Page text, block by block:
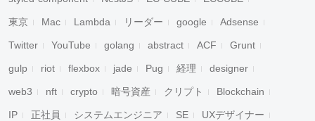
東京 Mac Lambda リーダー google Adsense
Twitter YouTube golang abstract ACF Grunt
gulp riot flexbox jade Pug 経理 designer
web3 nft crypto 暗号資産 クリプト Blockchain
IP 正社員 システムエンジニア SE UXデザイナー